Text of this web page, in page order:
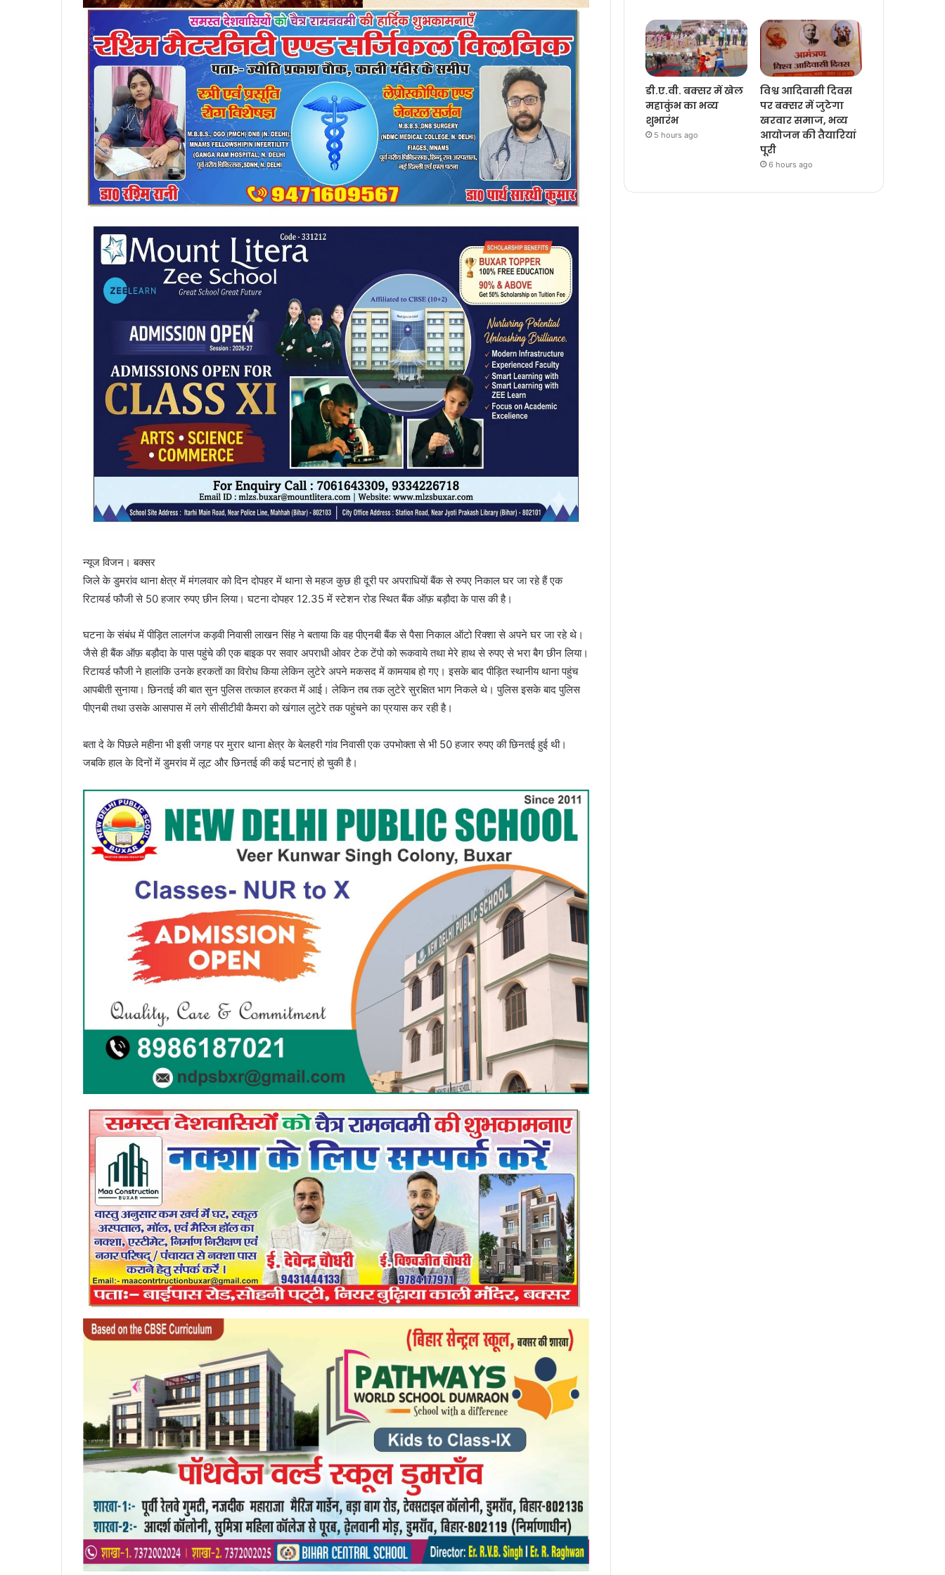
न्यूज विजन। बक्सर
जिले के डुमरांव थाना क्षेत्र में मंगलवार को दिन दोपहर में थाना से महज कुछ ही दूरी पर अपराधियों बैंक से रुपए निकाल घर जा रहे हैं एक
रिटायर्ड फौजी से 50 हजार रुपए छीन लिया। घटना दोपहर 12.35 में स्टेशन रोड स्थित बैंक ऑफ़ बड़ौदा के पास की है।
घटना के संबंध में पीड़ित लालगंज कड़वी निवासी लाखन सिंह ने बताया कि वह पीएनबी बैंक से पैसा निकाल ऑटो रिक्शा से अपने घर जा रहे थे।
जैसे ही बैंक ऑफ़ बड़ौदा के पास पहुंचे की एक बाइक पर सवार अपराधी ओवर टेक टेंपो को रूकवाये तथा मेरे हाथ से रुपए से भरा बैग छीन लिया।
रिटायर्ड फौजी ने हालांकि उनके हरकतों का विरोध किया लेकिन लुटेरे अपने मकसद में कामयाब हो गए। इसके बाद पीड़ित स्थानीय थाना पहुंच
आपबीती सुनाया। छिनतई की बात सुन पुलिस तत्काल हरकत में आई। लेकिन तब तक लुटेरे सुरक्षित भाग निकले थे। पुलिस इसके बाद पुलिस
पीएनबी तथा उसके आसपास में लगे सीसीटीवी कैमरा को खंगाल लुटेरे तक पहुंचने का प्रयास कर रही है।
बता दे के पिछले महीना भी इसी जगह पर मुरार थाना क्षेत्र के बेलहरी गांव निवासी एक उपभोक्ता से भी 50 हजार रुपए की छिनतई हुई थी।
जबकि हाल के दिनों में डुमरांव में लूट और छिनतई की कई घटनाएं हो चुकी है।
डी.ए.वी. बक्सर में खेल
महाकुंभ का भव्य
शुभारंभ
5 hours ago
विश्व आदिवासी दिवस
पर बक्सर में जुटेगा
खरवार समाज, भव्य
आयोजन की तैयारियां
पूरी
6 hours ago